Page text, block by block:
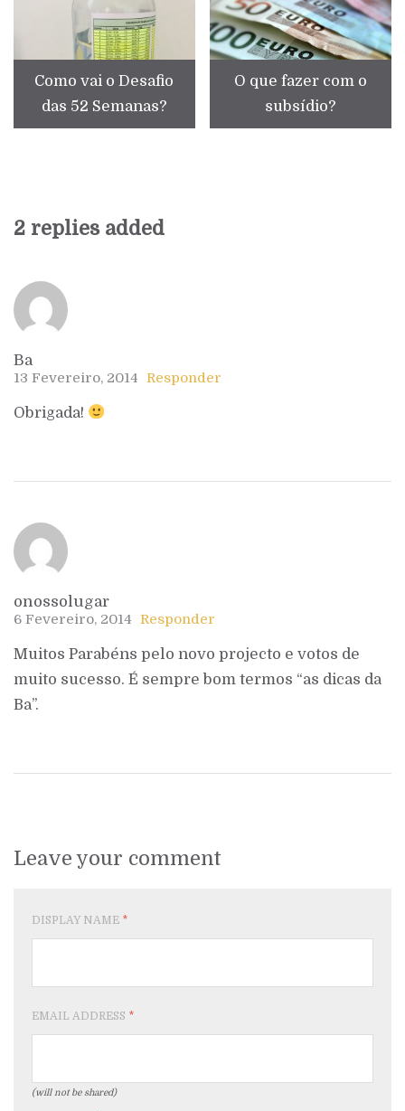
Como vai o Desafio
das 52 Semanas?
O que fazer com o
subsídio?
2 replies added
Ba
13 Fevereiro, 2014 Responder
Obrigada!
onossolugar
6 Fevereiro, 2014 Responder
Muitos Parabéns pelo novo projecto e votos de
muito sucesso. É sempre bom termos “as dicas da
Ba”.
Leave your comment
DISPLAY NAME *
EMAIL ADDRESS *
(will not be shared)